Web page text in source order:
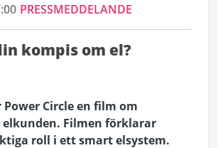
PRESSMEDDELANDE
kompis om el?
Power Circle en film om
Filmen förklarar
roll i ett smart elsystem.